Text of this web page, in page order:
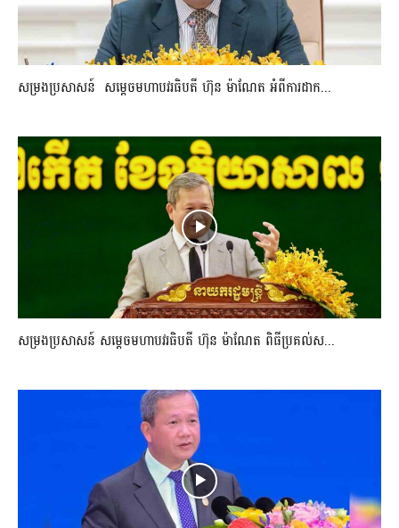
សម្រងប្រសាសន៍ សម្ដេចមហាបវរធិបតី ហ៊ុន ម៉ាណែត អំពីការដាក...
សម្រងប្រសាសន៍ សម្ដេចមហាបវរធិបតី ហ៊ុន ម៉ាណែត ពិធីប្រគល់ស...